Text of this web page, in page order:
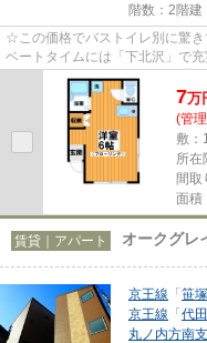
階数：2階建
☆この価格でバストイレ別に驚
ベートタイムには「下北沢」で
に、お値打ち価格はまさに快適そ
7万
(管
敷：
所在
間取
面積
賃貸｜アパート オークグレ
京王線 「笹塚
京王線 「代
丸ノ内方南